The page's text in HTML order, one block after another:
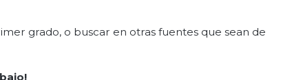
grado, o buscar en otras fuentes que sean de